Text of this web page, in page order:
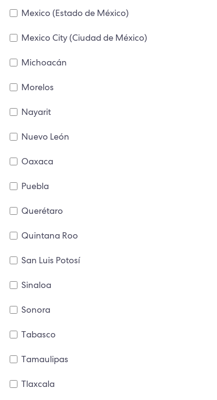
Mexico (Estado de México)
Mexico City (Ciudad de México)
Michoacán
Morelos
Nayarit
Nuevo León
Oaxaca
Puebla
Querétaro
Quintana Roo
San Luis Potosí
Sinaloa
Sonora
Tabasco
Tamaulipas
Tlaxcala